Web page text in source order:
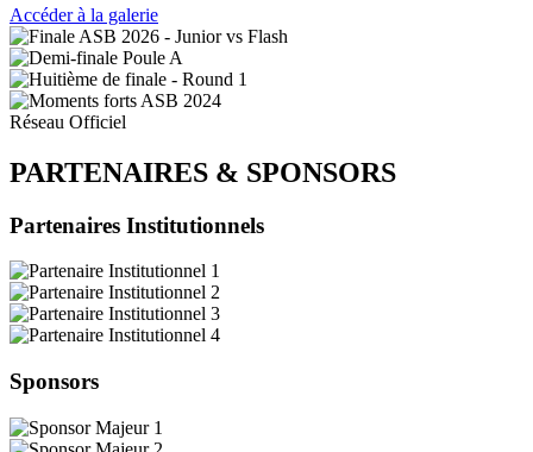
Accéder à la galerie
Réseau Officiel
PARTENAIRES & SPONSORS
Partenaires Institutionnels
Sponsors